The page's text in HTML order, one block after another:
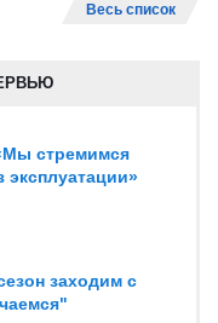
Весь список
стремимся
эксплуатации»
заходим с